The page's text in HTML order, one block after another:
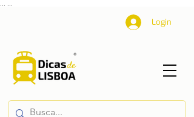
Login